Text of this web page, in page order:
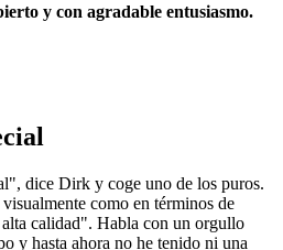
y con agradable entusiasmo.
dice Dirk y coge uno de los puros.
como en términos de
calidad". Habla con un orgullo
y hasta ahora no he tenido ni una